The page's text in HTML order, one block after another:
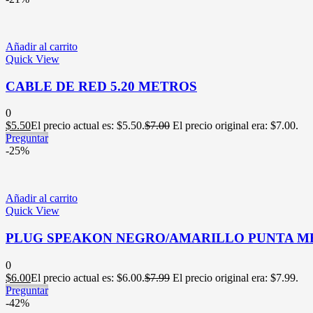
Añadir al carrito
Quick View
CABLE DE RED 5.20 METROS
0
$5.50El precio actual es: $5.50.$7.00 El precio original era: $7.00.
Preguntar
-25%
Añadir al carrito
Quick View
PLUG SPEAKON NEGRO/AMARILLO PUNTA
0
$6.00El precio actual es: $6.00.$7.99 El precio original era: $7.99.
Preguntar
-42%